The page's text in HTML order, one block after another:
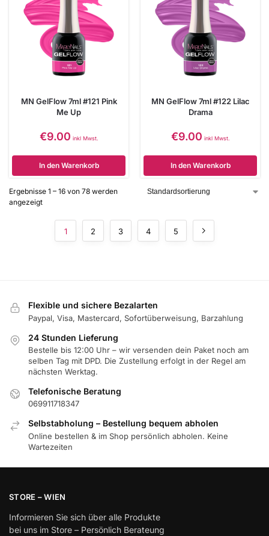
MN GelFlow 7ml #121 Pink
Me Up
€9.00 inkl Mwst.
In den Warenkorb
MN GelFlow 7ml #122 Lilac
Drama
€9.00 inkl Mwst.
In den Warenkorb
Ergebnisse 1 – 16 von 78 werden
angezeigt
1 2 3 4 5
Flexible und sichere Bezalarten
Paypal, Visa, Mastercard, Sofortüberweisung, Barzahlung
24 Stunden Lieferung
Bestelle bis 12:00 Uhr – wir versenden dein Paket noch am
selben Tag mit DPD. Die Zustellung erfolgt in der Regel am
nächsten Werktag.
Telefonische Beratung
069911718347
Selbstabholung – Bestellung bequem abholen
Online bestellen & im Shop persönlich abholen. Keine
Wartezeiten
STORE – WIEN
Informieren Sie sich über alle Produkte
bei uns im Store – Persönlich Berateung